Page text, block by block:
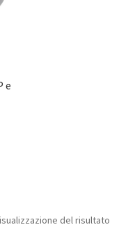
e
del risultato